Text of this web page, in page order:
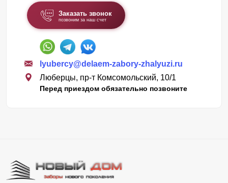
Заказать звонок
позвоним за наш счет
lyubercy@delaem-zabory-zhalyuzi.ru
Люберцы, пр-т Комсомольский, 10/1
Перед приездом обязательно позвоните